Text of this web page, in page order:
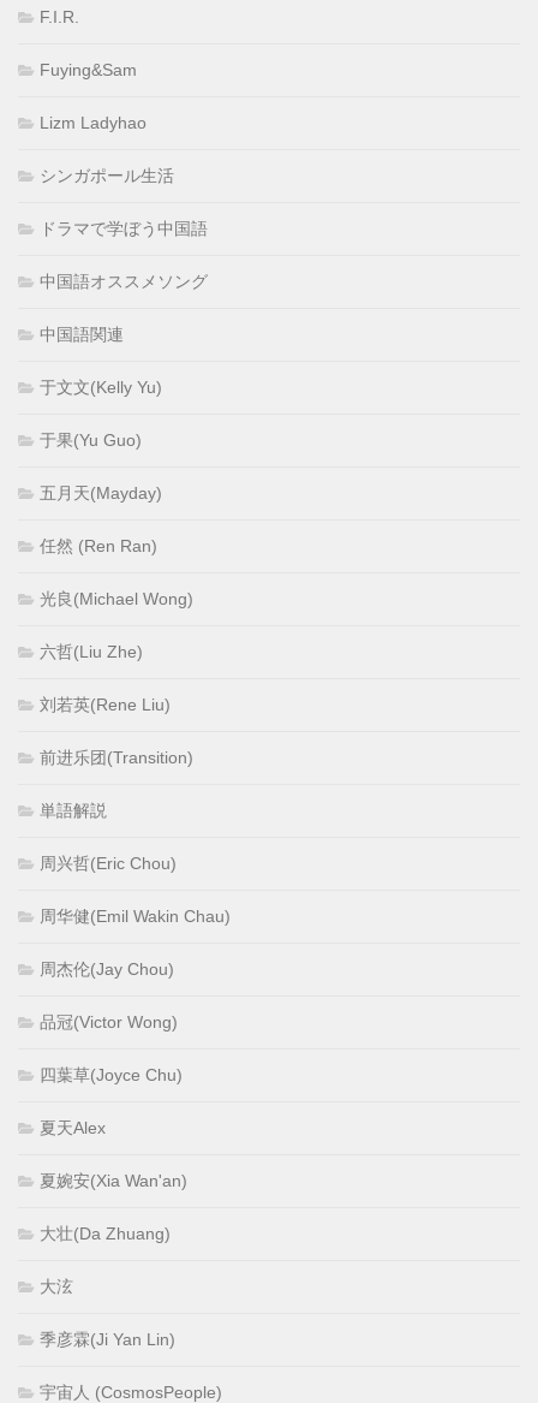
F.I.R.
Fuying&Sam
Lizm Ladyhao
シンガポール生活
ドラマで学ぼう中国語
中国語オススメソング
中国語関連
于文文(Kelly Yu)
于果(Yu Guo)
五月天(Mayday)
任然 (Ren Ran)
光良(Michael Wong)
六哲(Liu Zhe)
刘若英(Rene Liu)
前进乐团(Transition)
単語解説
周兴哲(Eric Chou)
周华健(Emil Wakin Chau)
周杰伦(Jay Chou)
品冠(Victor Wong)
四葉草(Joyce Chu)
夏天Alex
夏婉安(Xia Wan'an)
大壮(Da Zhuang)
大泫
季彦霖(Ji Yan Lin)
宇宙人 (CosmosPeople)